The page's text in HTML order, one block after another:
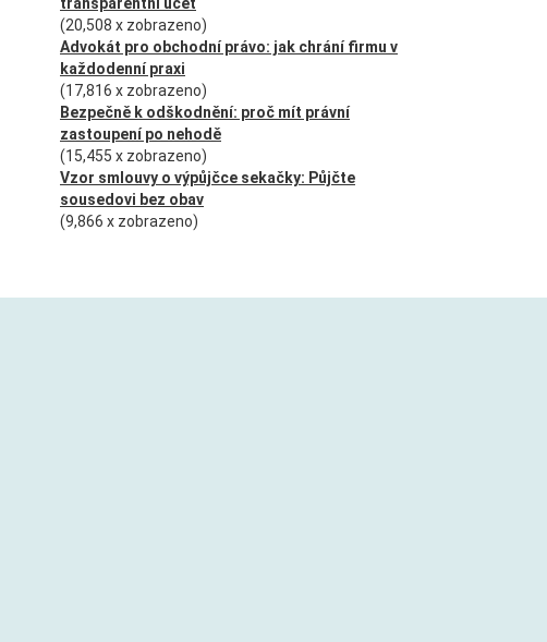
(20,508 x zobrazeno)
Advokát pro obchodní právo: jak chrání firmu v
každodenní praxi
(17,816 x zobrazeno)
Bezpečně k odškodnění: proč mít právní
zastoupení po nehodě
(15,455 x zobrazeno)
Vzor smlouvy o výpůjčce sekačky: Půjčte
sousedovi bez obav
(9,866 x zobrazeno)